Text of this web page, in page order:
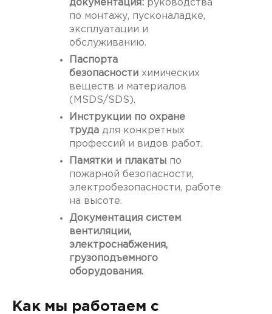
документация: руководства
по монтажу, пусконаладке,
эксплуатации и
обслуживанию.
Паспорта
безопасности химических
веществ и материалов
(MSDS/SDS).
Инструкции по охране
труда для конкретных
профессий и видов работ.
Памятки и плакаты по
пожарной безопасности,
электробезопасности, работе
на высоте.
Документация систем
вентиляции,
электроснабжения,
грузоподъемного
оборудования.
Как мы работаем с